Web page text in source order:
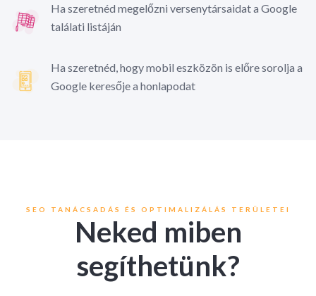
Ha szeretnéd megelőzni versenytársaidat a Google
találati listáján
Ha szeretnéd, hogy mobil eszközön is előre sorolja a
Google keresője a honlapodat
SEO TANÁCSADÁS ÉS OPTIMALIZÁLÁS TERÜLETEI
Neked miben
segíthetünk?